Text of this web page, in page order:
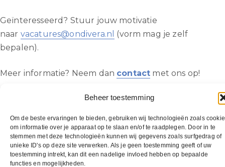
Beheer toestemming
Om de beste ervaringen te bieden, gebruiken wij technologieën zoals
om informatie over je apparaat op te slaan en/of te raadplegen. Door in te
stemmen met deze technologieën kunnen wij gegevens zoals surfgedrag of
unieke ID's op deze site verwerken. Als je geen toestemming geeft of uw
toestemming intrekt, kan dit een nadelige invloed hebben op bepaalde
functies en mogelijkheden.
Geïnteresseerd? Stuur jouw motivatie
naar vacatures@ondivera.nl (vorm mag je zelf
bepalen).
Meer informatie? Neem dan contact met ons op!
Copyright © 2022 Ondivera B.V. | All Rights
Reserved.
info@ondivera.nl |Werken bij|Over ons